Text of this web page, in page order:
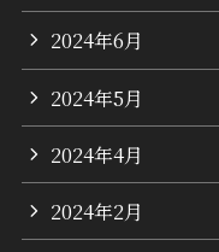
2024年6月
2024年5月
2024年4月
2024年2月